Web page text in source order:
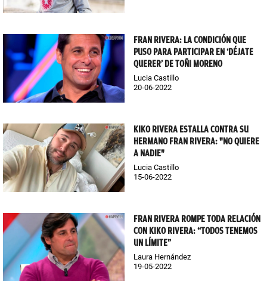
FRAN RIVERA: LA CONDICIÓN QUE
PUSO PARA PARTICIPAR EN ‘DÉJATE
QUERER’ DE TOÑI MORENO
Lucia Castillo
20-06-2022
KIKO RIVERA ESTALLA CONTRA SU
HERMANO FRAN RIVERA: "NO QUIERE
A NADIE"
Lucia Castillo
15-06-2022
FRAN RIVERA ROMPE TODA RELACIÓN
CON KIKO RIVERA: “TODOS TENEMOS
UN LÍMITE”
Laura Hernández
19-05-2022